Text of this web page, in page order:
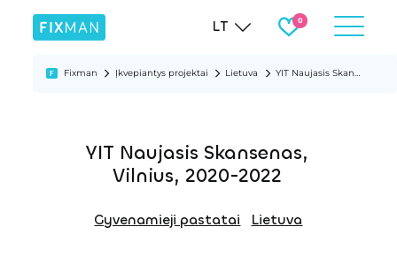
LT
Fixman Įkvepiantys projektai Lietuva YIT Naujasis Skansenas, Vilnius, 2020-2022
YIT Naujasis Skansenas,
Vilnius, 2020-2022
Gyvenamieji pastatai Lietuva